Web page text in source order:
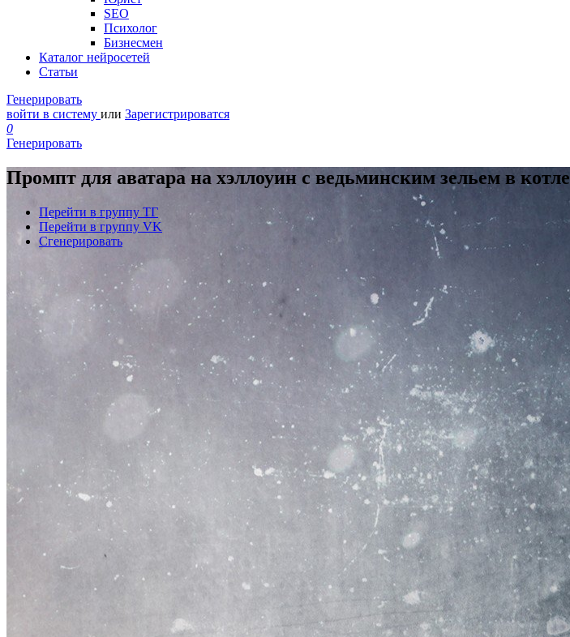
SEO
Психолог
Бизнесмен
Каталог нейросетей
Статьи
Генерировать
войти в систему или Зарегистрироватся
0
Генерировать
Промпт для аватара на хэллоуин с ведьминским зельем в котле
Перейти в группу ТГ
Перейти в группу VK
Сгенерировать